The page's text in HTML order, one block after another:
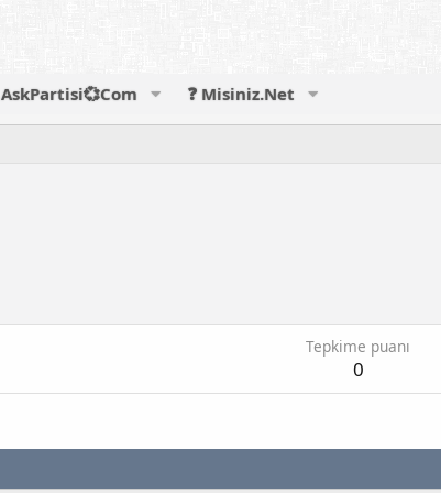
AskPartisi💞Com ❓ Misiniz.Net
Tepkime puanı
0